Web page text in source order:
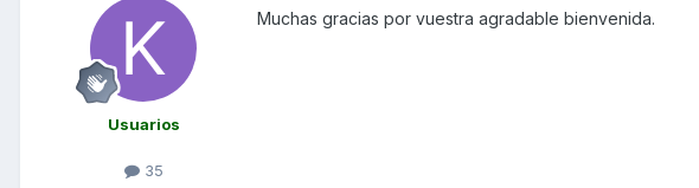
Usuarios
35
Muchas gracias por vuestra agradable bienvenida.